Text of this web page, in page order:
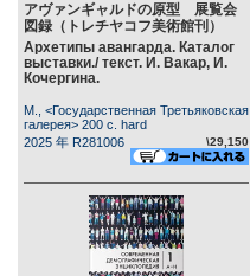
アヴァンギャルドの原型 展覧会
図録（トレチヤコフ美術館刊）
Архетипы авангарда. Каталог
выставки./ текст. И. Вакар, И.
Кочергина.
М., <Государственная Третьяковская
галерея> 200 c. hard
2025 年 R281006
\29,150